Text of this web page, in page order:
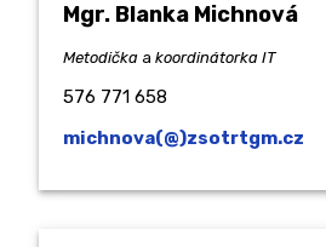
Mgr. Blanka Michnová
Metodička a koordinátorka IT
576 771 658
michnova(@)zsotrtgm.cz